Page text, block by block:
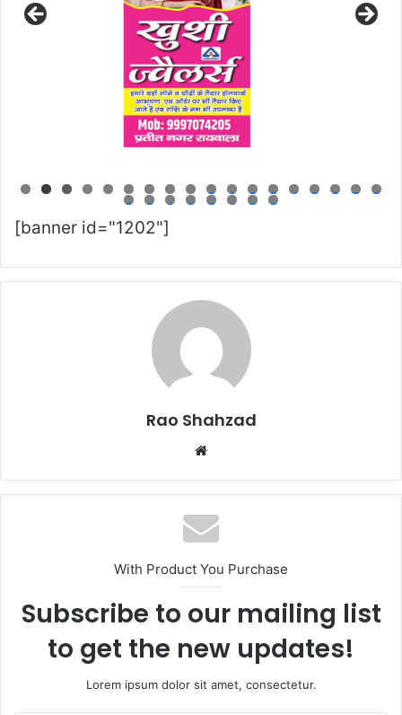
0 1 2 3 4 5 6 7 8
9 0 1 2 3 4 5 6
[banner id="1202"]
Rao Shahzad
Website
With Product You Purchase
Subscribe to our mailing list
to get the new updates!
Lorem ipsum dolor sit amet, consectetur.